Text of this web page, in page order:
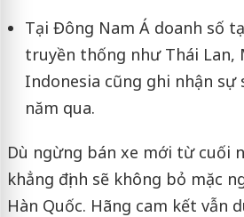
Tại Đông Nam Á doanh số
truyền thống như Thái Lan,
Indonesia cũng ghi nhận
năm qua.
Dù ngừng bán xe mới từ cuối
khẳng định sẽ không bỏ mặc
Hàn Quốc. Hãng cam kết vẫn